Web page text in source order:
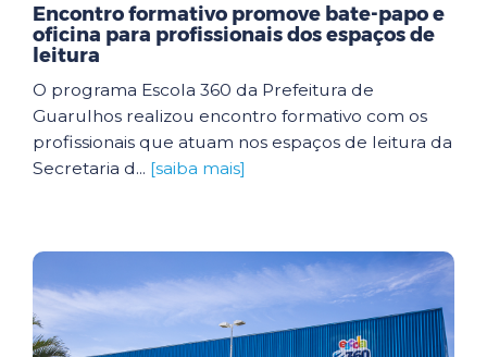
Encontro formativo promove bate-papo e
oficina para profissionais dos espaços de
leitura
O programa Escola 360 da Prefeitura de
Guarulhos realizou encontro formativo com os
profissionais que atuam nos espaços de leitura da
Secretaria d... [saiba mais]